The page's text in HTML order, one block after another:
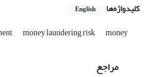
کلیدواژه‌ها English
money laundering risk money
مراجع